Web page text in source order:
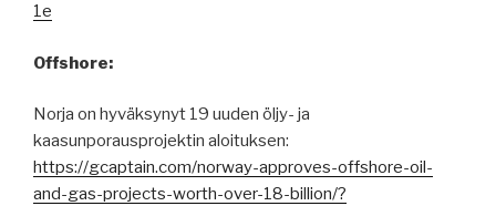
1e
Offshore:
Norja on hyväksynyt 19 uuden öljy- ja
kaasunporausprojektin aloituksen:
https://gcaptain.com/norway-approves-offshore-oil-
and-gas-projects-worth-over-18-billion/?